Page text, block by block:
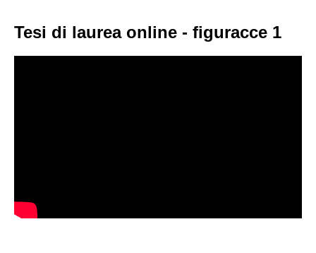
Tesi di laurea online - figuracce 1